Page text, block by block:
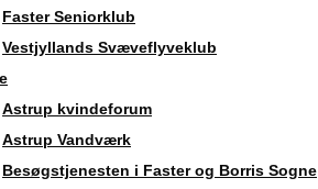
Faster Seniorklub
Vestjyllands Svæveflyveklub
Astrup kvindeforum
Astrup Vandværk
Besøgstjenesten i Faster og Borris Sogne